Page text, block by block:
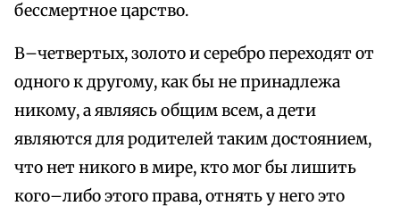
бессмертное царство.
В–четвертых, золото и серебро переходят от
одного к другому, как бы не принадлежа
никому, а являясь общим всем, а дети
являются для родителей таким достоянием,
что нет никого в мире, кто мог бы лишить
кого–либо этого права, отнять у него это